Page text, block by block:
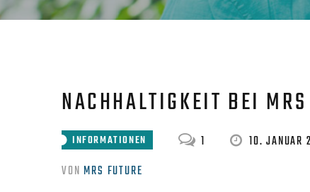
NACHHALTIGKEIT BEI MRS
INFORMATIONEN 1
10. JANUAR
VON MRS FUTURE